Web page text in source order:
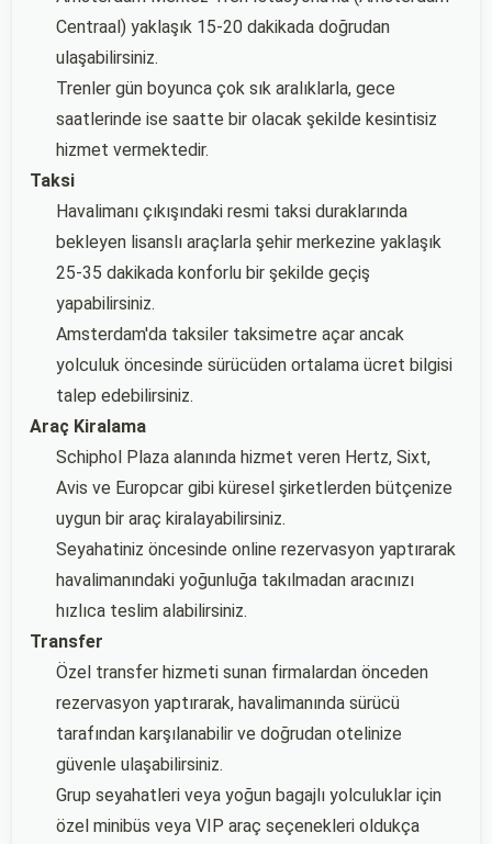
Centraal) yaklaşık 15-20 dakikada doğrudan
ulaşabilirsiniz.
Trenler gün boyunca çok sık aralıklarla, gece
saatlerinde ise saatte bir olacak şekilde kesintisiz
hizmet vermektedir.
Taksi
Havalimanı çıkışındaki resmi taksi duraklarında
bekleyen lisanslı araçlarla şehir merkezine yaklaşık
25-35 dakikada konforlu bir şekilde geçiş
yapabilirsiniz.
Amsterdam'da taksiler taksimetre açar ancak
yolculuk öncesinde sürücüden ortalama ücret bilgisi
talep edebilirsiniz.
Araç Kiralama
Schiphol Plaza alanında hizmet veren Hertz, Sixt,
Avis ve Europcar gibi küresel şirketlerden bütçenize
uygun bir araç kiralayabilirsiniz.
Seyahatiniz öncesinde online rezervasyon yaptırarak
havalimanındaki yoğunluğa takılmadan aracınızı
hızlıca teslim alabilirsiniz.
Transfer
Özel transfer hizmeti sunan firmalardan önceden
rezervasyon yaptırarak, havalimanında sürücü
tarafından karşılanabilir ve doğrudan otelinize
güvenle ulaşabilirsiniz.
Grup seyahatleri veya yoğun bagajlı yolculuklar için
özel minibüs veya VIP araç seçenekleri oldukça